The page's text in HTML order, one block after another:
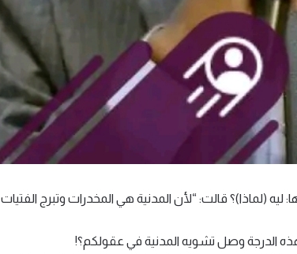
(لماذا)؟ قالت: “لأن المدنية هي المخدرات وتبرج الفتيات
هذه الدرجة وصل تشويه المدنية في عقولكم؟!